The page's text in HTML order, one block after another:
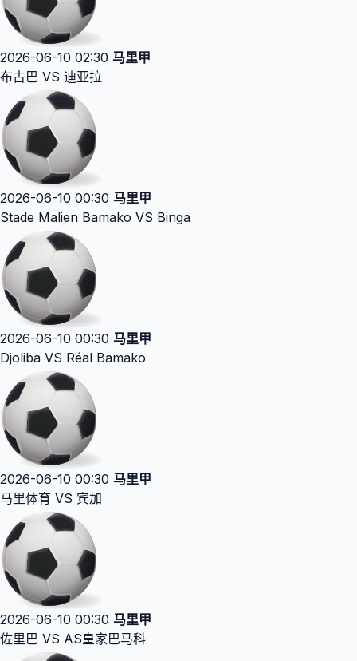
2026-06-10 02:30 马里甲
布古巴 VS 迪亚拉
2026-06-10 00:30 马里甲
Stade Malien Bamako VS Binga
2026-06-10 00:30 马里甲
Djoliba VS Réal Bamako
2026-06-10 00:30 马里甲
马里体育 VS 宾加
2026-06-10 00:30 马里甲
佐里巴 VS AS皇家巴马科